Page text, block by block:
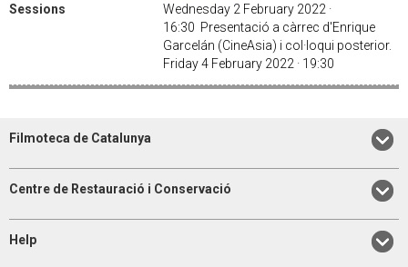
Sessions
Wednesday 2 February 2022 ·
16:30 Presentació a càrrec d'Enrique
Garcelán (CineAsia) i col·loqui posterior.
Friday 4 February 2022 · 19:30
Filmoteca de Catalunya
Centre de Restauració i Conservació
Help